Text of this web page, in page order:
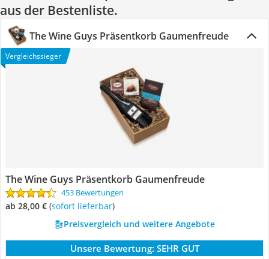
aus der Bestenliste.
The Wine Guys Präsentkorb Gaumenfreude
Vergleichssieger
The Wine Guys Präsentkorb Gaumenfreude
453 Bewertungen
ab 28,00 € ( Sofort lieferbar)
Preisvergleich und weitere Angebote
Unsere Bewertung: SEHR GUT